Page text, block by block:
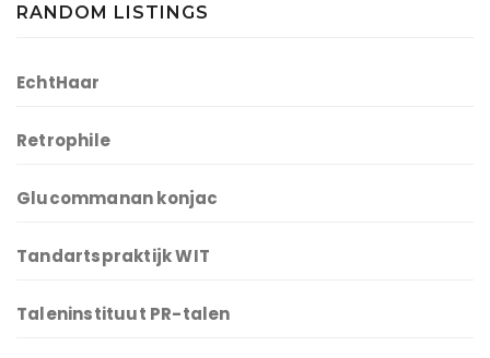
RANDOM LISTINGS
EchtHaar
Retrophile
Glucommanan konjac
Tandartspraktijk WIT
Taleninstituut PR-talen